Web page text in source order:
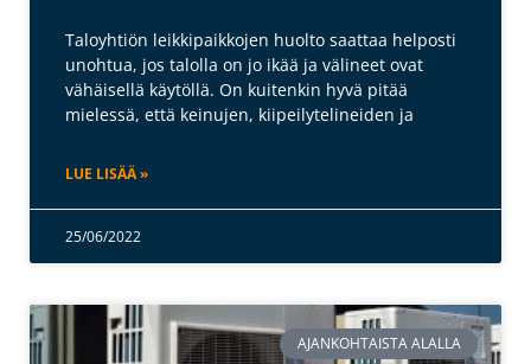
Taloyhtiön leikkipaikkojen huolto saattaa helposti
unohtua, jos talolla on jo ikää ja välineet ovat
vähäisellä käytöllä. On kuitenkin hyvä pitää
mielessä, että keinujen, kiipeilytelineiden ja
LUE LISÄÄ »
25/06/2022
AJANKOHTAISTA ALALLA